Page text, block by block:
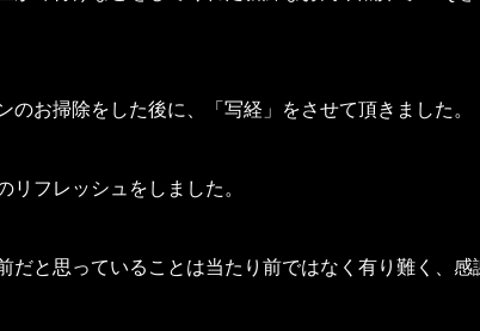
お掃除をした後に、「写経」をさせて頂きました。
フレッシュをしました。
と思っていることは当たり前ではなく有り難く、感